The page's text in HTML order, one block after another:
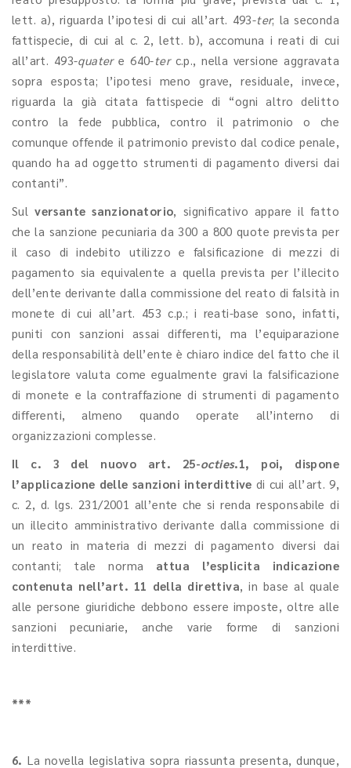
lett. a), riguarda l’ipotesi di cui all’art. 493-ter; la seconda
fattispecie, di cui al c. 2, lett. b), accomuna i reati di cui
all’art. 493-quatere 640-terc.p., nella versione aggravata
sopra esposta; l’ipotesi meno grave, residuale, invece,
riguarda la già citata fattispecie di “ogni altro delitto
contro la fede pubblica, contro il patrimonio o che
comunque offende il patrimonio previsto dal codice penale,
quando ha ad oggetto strumenti di pagamento diversi dai
contanti”.
Sulversante sanzionatorio, significativo appare il fatto
che la sanzione pecuniaria da 300 a 800 quote prevista per
il caso di indebito utilizzo e falsificazione di mezzi di
pagamento sia equivalente a quella prevista per l’illecito
dell’ente derivante dalla commissione del reato di falsità in
monete di cui all’art. 453 c.p.; i reati-base sono, infatti,
puniti con sanzioni assai differenti, ma l’equiparazione
della responsabilità dell’ente è chiaro indice del fatto che il
legislatore valuta come egualmente gravi la falsificazione
di monete e la contraffazione di strumenti di pagamento
differenti, almeno quando operate all’interno di
organizzazioni complesse.
Il c. 3 del nuovo art. 25-octies.1, poi, dispone
l’applicazione delle sanzioni interdittive di cui all’art. 9,
c. 2, d. lgs. 231/2001 all’ente che si renda responsabile di
un illecito amministrativo derivante dalla commissione di
un reato in materia di mezzi di pagamento diversi dai
contanti; tale norma attua l’esplicita indicazione
contenuta nell’art. 11 della direttiva, in base al quale
alle persone giuridiche debbono essere imposte, oltre alle
sanzioni pecuniarie, anche varie forme di sanzioni
interdittive.
***
6. La novella legislativa sopra riassunta presenta, dunque,